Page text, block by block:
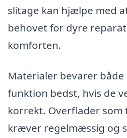
slitage kan hjælpe med
behovet for dyre
komforten.
Materialer bevarer både
funktion bedst, hvis de
korrekt. Overflader
kræver regelmæssig og